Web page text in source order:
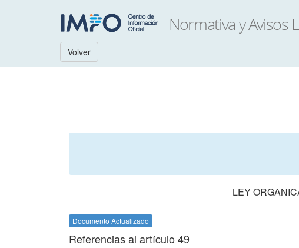
Volver
LEY
Documento Actualizado
Referencias al artículo 49